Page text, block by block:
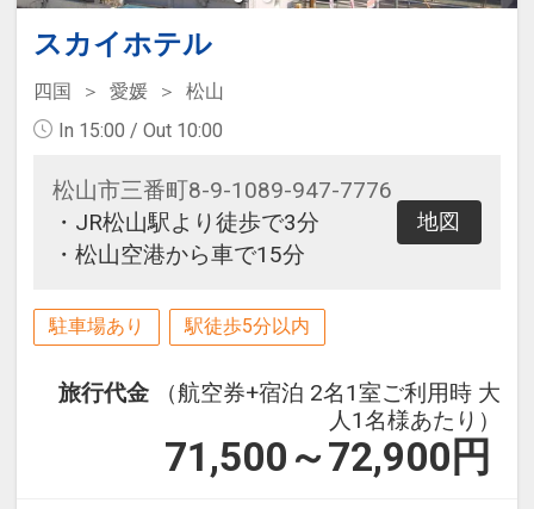
スカイホテル
四国 愛媛
松山
In 15:00 / Out 10:00
松山市三番町8-9-1089-947-7776
・JR松山駅より徒歩で3分
・松山空港から車で15分
地図
駐車場あり 駅徒歩5分以内
旅行代金
（航空券+宿泊 2名1室ご利用時 大
人1名様あたり）
71,500～72,900 円